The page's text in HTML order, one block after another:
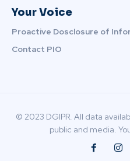
Your Voice
Proactive Dosclosure of
Contact PIO
© 2023 DGIPR. All data
public and media.